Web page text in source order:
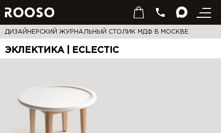
ДИЗАЙНЕРСКИЙ ЖУРНАЛЬНЫЙ СТОЛИК МДФ В МОСКВЕ
ЭКЛЕКТИКА | ECLECTIC